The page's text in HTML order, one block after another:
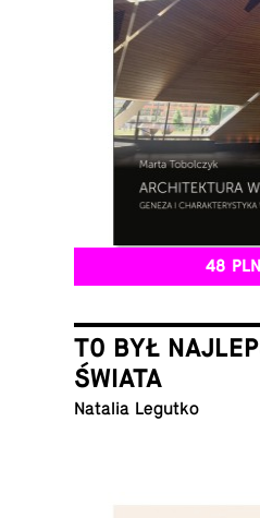
48 PLN
TO BYŁ
ŚWIATA
Natalia Legutko